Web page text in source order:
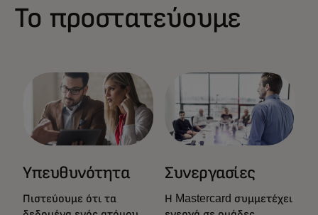
Το προστατεύουμε
Υπευθυνότητα
Πιστεύουμε ότι τα
Συνεργασίες
Η Mastercard συμμετέχει